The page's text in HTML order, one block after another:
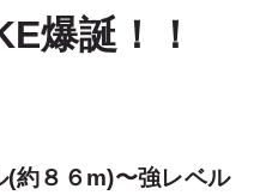
爆誕！！
(約８６m)〜強レベル